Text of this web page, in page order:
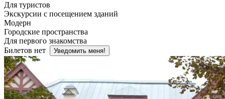
Для туристов
Экскурсии с посещением зданий
Модерн
Городские пространства
Для первого знакомства
Билетов нет
Уведомить меня!